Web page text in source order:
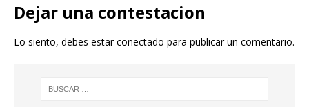
Dejar una contestacion
Lo siento, debes estarconectado para publicar un comentario.